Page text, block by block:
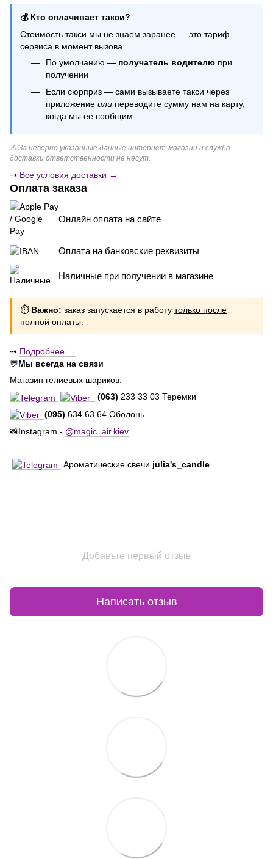
💰 Кто оплачивает такси?
Стоимость такси мы не знаем заранее — это тариф
сервиса в момент вызова.
По умолчанию — получатель водителю при
получении
Если сюрприз — сами вызываете такси через
приложение или переводите сумму нам на карту,
когда мы её сообщим
⚠ За неверно указанные данные интернет-магазин и служба
доставки ответственности не несут.
⇢ Все условия доставки →
Оплата заказа
Онлайн оплата на сайте
Оплата на банковские реквизиты
Наличные при получении в магазине
⏱ Важно: заказ запускается в работу только после
полной оплаты.
⇢ Подробнее →
💬Мы всегда на связи
Магазин гелиевых шариков:
(063) 233 33 03 Теремки
(095) 634 63 64 Оболонь
📸Instagram - @magic_air.kiev
Ароматические свечи julia's_candle
Добавьте первый отзыв
Написать отзыв